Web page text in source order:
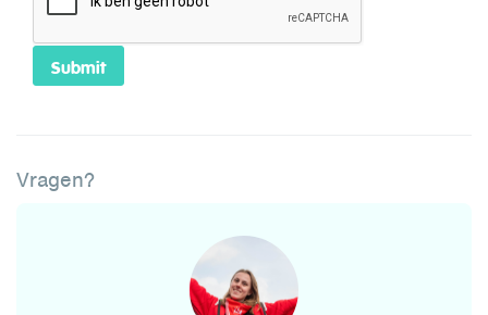
Vragen?